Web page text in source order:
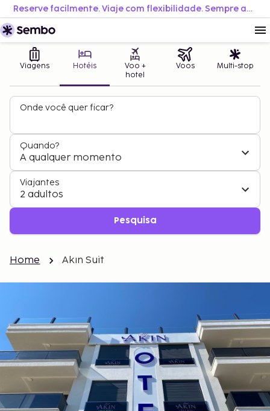
Reserve facilmente. Viaje com flexibilidade. Sempre ao melhor preço.
Viagens Hotéis
Voo +
hotel
Voos Multi-stop
Onde você quer ficar?
Quando?
A qualquer momento
Viajantes
2 adultos
Pesquisa
Home Akın Suit